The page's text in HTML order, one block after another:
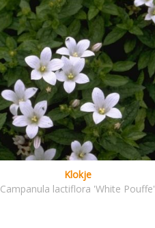
Klokje
Campanula lactiflora 'White Pouffe'